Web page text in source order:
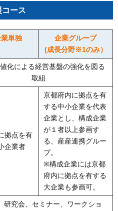
ース
単独
企業グループ
(成長分野※1のみ）
化による経営基盤の強化を図る
取組
拠点を有
企業者
京都府内に拠点を有
する中小企業を代表
企業とし、構成企業
が１者以上参画す
る、産産連携グルー
プ。
※構成企業には京都
府内に拠点を有する
大企業も参画可。
究会、セミナー、ワークショ